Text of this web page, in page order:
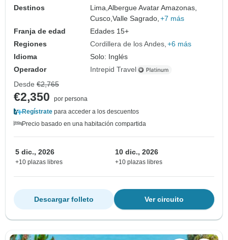
Destinos
Lima,Albergue Avatar Amazonas,
Cusco,Valle Sagrado, +7 más
Franja de edad
Edades 15+
Regiones
Cordillera de los Andes +6 más
Idioma
Solo: Inglés
Operador
Intrepid Travel
Desde €2,765
€2,350
por persona
Regístrate para acceder a los descuentos
Precio basado en una habitación compartida
5 dic., 2026
+10 plazas libres
10 dic., 2026
+10 plazas libres
Ver circuito
Descargar folleto